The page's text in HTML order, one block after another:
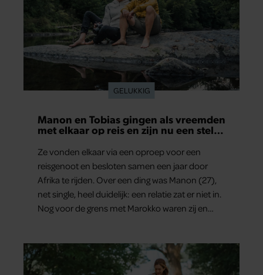
GELUKKIG
Manon en Tobias gingen als vreemden
met elkaar op reis en zijn nu een stel:
Ze vonden elkaar via een oproep voor een
reisgenoot en besloten samen een jaar door
Afrika te rijden. Over een ding was Manon (27),
net single, heel duidelijk: een relatie zat er niet in.
Nog voor de grens met Marokko waren zij en
zo stellig gezegd: dit wordt niets!”